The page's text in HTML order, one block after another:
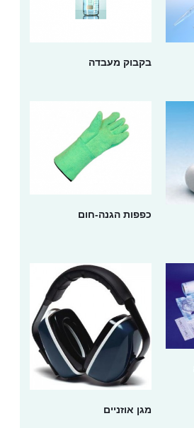
בקבוק מעבדה
כפפות הגנה-חום
מגן אוזניים